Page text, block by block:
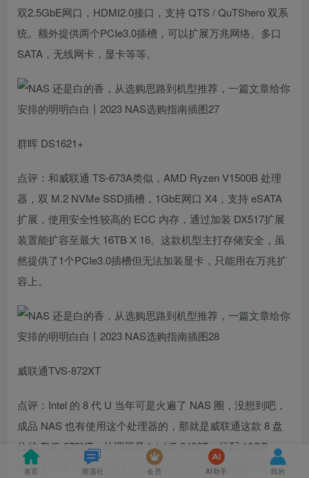
双2.5GbE网口，HDMI2.0接口，支持 QTS / QuTShero 双系
统。额外提供两个PCIe3.0插槽，可以扩展万兆网络、多口
SATA，无线网卡，显卡等等。
群晖 DS1621+
点评：和威联通 TS-673A类似，AMD Ryzen V1500B 处理
器，双 M.2 NVMe SSD插槽，1GbE网口 X4，支持 eSATA
扩展，使用安全性较高的 ECC 内存，通过加装 DX517扩展
装置能扩容至最大 16TB X 16。这款机型主打存储安全，虽
然提供了1个PCIe3.0插槽但无法加装显卡，只能用在万兆扩
容上。
威联通TVS-872XT
点评：Intel 的 8 代 U 当年可是火遍了 NAS 圈，没想到吧，
成品 NAS 也有使用这个处理器的，那就是威联通这款 8 盘
位的 TVS-872XT。处理器是 Intel i5-8400T，标配 16GB
DDR4 内存，其他配置包括双 M.2 NVMe SSD插槽、双
首页 雨遥社 会员 AI助手 我的